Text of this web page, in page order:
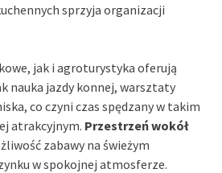
sprzyja organizacji
jak i agroturystyka oferują
nauka jazdy konnej, warsztaty
co czyni czas spędzany w takim
atrakcyjnym. Przestrzeń wokół
zabawy na świeżym
w spokojnej atmosferze.